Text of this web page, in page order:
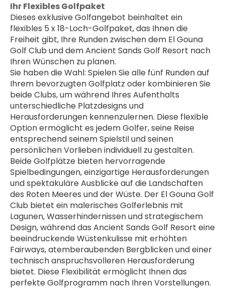
Ihr Flexibles Golfpaket
Dieses exklusive Golfangebot beinhaltet ein
flexibles 5 x 18-Loch-Golfpaket, das Ihnen die
Freiheit gibt, Ihre Runden zwischen dem El Gouna
Golf Club und dem Ancient Sands Golf Resort nach
Ihren Wünschen zu planen.
Sie haben die Wahl: Spielen Sie alle fünf Runden auf
Ihrem bevorzugten Golfplatz oder kombinieren Sie
beide Clubs, um während Ihres Aufenthalts
unterschiedliche Platzdesigns und
Herausforderungen kennenzulernen. Diese flexible
Option ermöglicht es jedem Golfer, seine Reise
entsprechend seinem Spielstil und seinen
persönlichen Vorlieben individuell zu gestalten.
Beide Golfplätze bieten hervorragende
Spielbedingungen, einzigartige Herausforderungen
und spektakuläre Ausblicke auf die Landschaften
des Roten Meeres und der Wüste. Der El Gouna Golf
Club bietet ein malerisches Golferlebnis mit
Lagunen, Wasserhindernissen und strategischem
Design, während das Ancient Sands Golf Resort eine
beeindruckende Wüstenkulisse mit erhöhten
Fairways, atemberaubenden Bergblicken und einer
technisch anspruchsvolleren Herausforderung
bietet. Diese Flexibilität ermöglicht Ihnen das
perfekte Golfprogramm nach Ihren Vorstellungen.